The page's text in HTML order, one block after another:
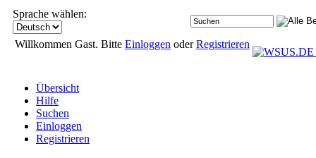
Sprache wählen:
Willkommen Gast. Bitte Einloggen oderRegistrieren
Übersicht
Hilfe
Suchen
Einloggen
Registrieren